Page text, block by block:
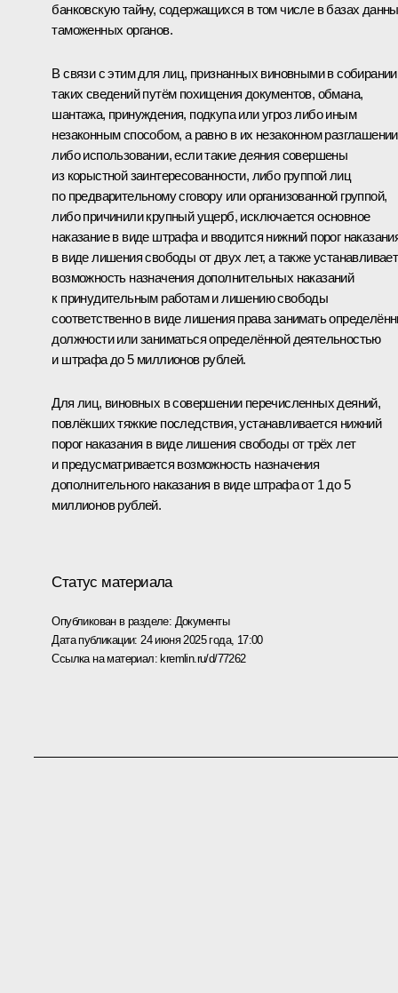
банковскую тайну, содержащихся в том числе в базах
таможенных органов.
В связи с этим для лиц, признанных виновными в собирании
таких сведений путём похищения документов, обмана,
шантажа, принуждения, подкупа или угроз либо иным
незаконным способом, а равно в их незаконном разглашении
либо использовании, если такие деяния совершены
из корыстной заинтересованности, либо группой лиц
по предварительному сговору или организованной группой,
либо причинили крупный ущерб, исключается основное
наказание в виде штрафа и вводится нижний порог
в виде лишения свободы от двух лет, а также
возможность назначения дополнительных наказаний
к принудительным работам и лишению свободы
соответственно в виде лишения права занимать
должности или заниматься определённой деятельностью
и штрафа до 5 миллионов рублей.
Для лиц, виновных в совершении перечисленных деяний,
повлёкших тяжкие последствия, устанавливается нижний
порог наказания в виде лишения свободы от трёх лет
и предусматривается возможность назначения
дополнительного наказания в виде штрафа от 1 до 5
миллионов рублей.
Статус материала
Опубликован в разделе: Документы
Дата публикации: 24 июня 2025 года, 17:00
Ссылка на материал: kremlin.ru/d/77262